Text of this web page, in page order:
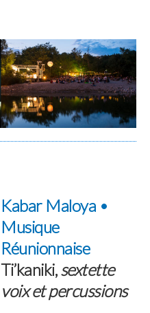
Kabar Maloya •
Musique
Réunionnaise
Ti’kaniki,sextette
voix et percussions